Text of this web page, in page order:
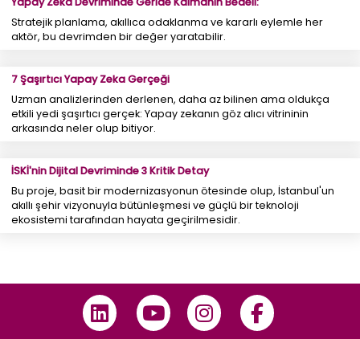
Stratejik planlama, akıllıca odaklanma ve kararlı eylemle her
aktör, bu devrimden bir değer yaratabilir.
7 Şaşırtıcı Yapay Zeka Gerçeği
Uzman analizlerinden derlenen, daha az bilinen ama oldukça
etkili yedi şaşırtıcı gerçek: Yapay zekanın göz alıcı vitrininin
arkasında neler olup bitiyor.
İSKİ'nin Dijital Devriminde 3 Kritik Detay
Bu proje, basit bir modernizasyonun ötesinde olup, İstanbul'un
akıllı şehir vizyonuyla bütünleşmesi ve güçlü bir teknoloji
ekosistemi tarafından hayata geçirilmesidir.